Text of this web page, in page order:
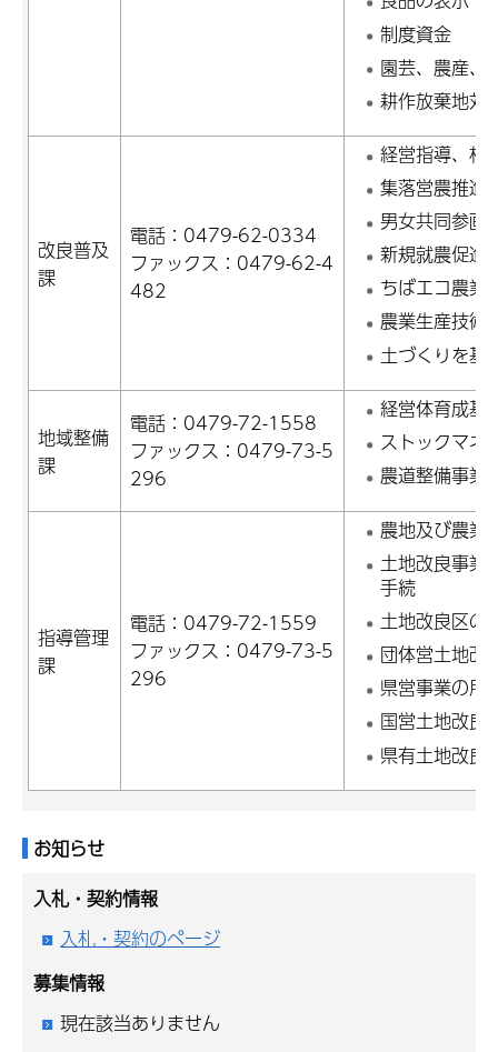
制度資金
園芸、農産、
耕作放棄地対
改良普及
課
電話：0479-62-0334
ファックス：0479-62-4
482
経営指導、相
集落営農推進
男女共同参画
新規就農促進
ちばエコ農業
農業生産技術
土づくりを基
地域整備
課
電話：0479-72-1558
ファックス：0479-73-5
296
経営体育成基
ストックマネ
農道整備事業
指導管理
課
電話：0479-72-1559
ファックス：0479-73-5
296
農地及び農業
土地改良事業
手続
土地改良区の
団体営土地改
県営事業の用
国営土地改良
県有土地改良
お知らせ
入札・契約情報
入札・契約のページ
募集情報
現在該当ありません